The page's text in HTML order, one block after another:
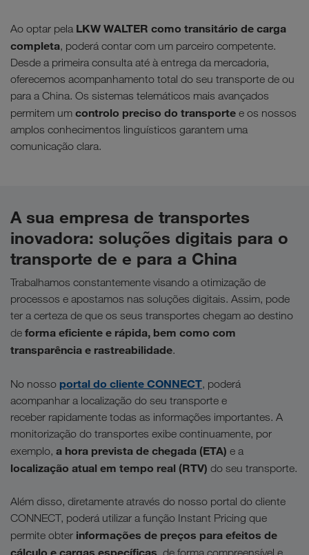
Ao optar pela LKW WALTER como transitário de carga
completa, poderá contar com um parceiro competente.
Desde a primeira consulta até à entrega da mercadoria,
oferecemos acompanhamento total do seu transporte de ou
para a China. Os sistemas telemáticos mais avançados
permitem um controlo preciso do transporte e os nossos
amplos conhecimentos linguísticos garantem uma
comunicação clara.
A sua empresa de transportes
inovadora: soluções digitais para o
transporte de e para a China
Trabalhamos constantemente visando a otimização de
processos e apostamos nas soluções digitais. Assim, pode
ter a certeza de que os seus transportes chegam ao destino
de forma eficiente e rápida, bem como com
transparência e rastreabilidade.
No nosso portal do cliente CONNECT, poderá
acompanhar a localização do seu transporte e
receber rapidamente todas as informações importantes. A
monitorização do transportes exibe continuamente, por
exemplo, a hora prevista de chegada (ETA) e a
localização atual em tempo real (RTV) do seu transporte.
Além disso, diretamente através do nosso portal do cliente
CONNECT, poderá utilizar a função Instant Pricing que
permite obter informações de preços para efeitos de